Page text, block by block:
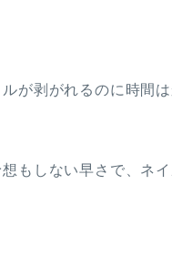
が剥がれるのに時間
もしない早さで、ネ